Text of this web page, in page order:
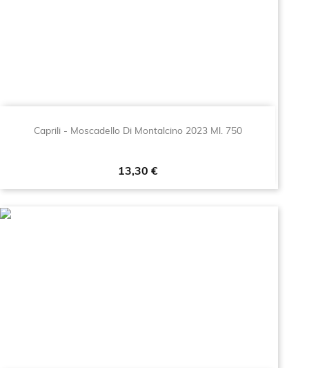
Caprili - Moscadello Di Montalcino 2023 Ml. 750
Prezzo
13,30 €